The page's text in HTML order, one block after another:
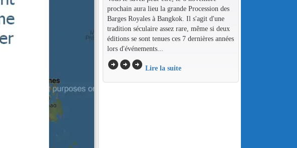
prochain aura lieu la grande Procession des
Barges Royales à Bangkok. Il s'agit d'une
tradition séculaire assez rare, même si deux
éditions se sont tenues ces 7 dernières années
lors d'événements...
arrow_circle_rightarrow_circle_rightarrow_circle_right Lire la suite